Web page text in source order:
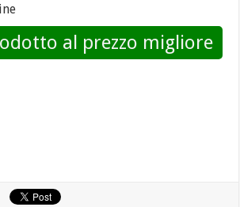
al prezzo migliore